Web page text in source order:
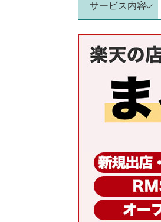
サービス内容